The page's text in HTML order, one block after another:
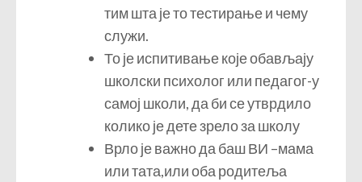
тим шта је то тестирање и чему
служи.
То је испитивање које обављају
школски психолог или педагог-у
самој школи, да би се утврдило
колико је дете зрело за школу
Врло је важно да баш ВИ –мама
или тата,или оба родитеља